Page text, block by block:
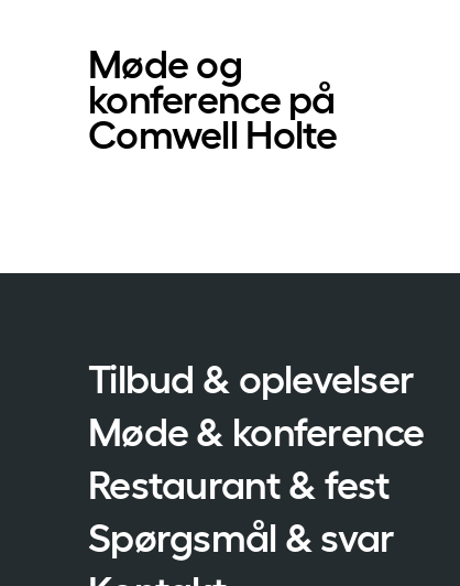
Møde og
konference på
Comwell Holte
Tilbud & oplevelser
Møde & konference
Restaurant & fest
Spørgsmål & svar